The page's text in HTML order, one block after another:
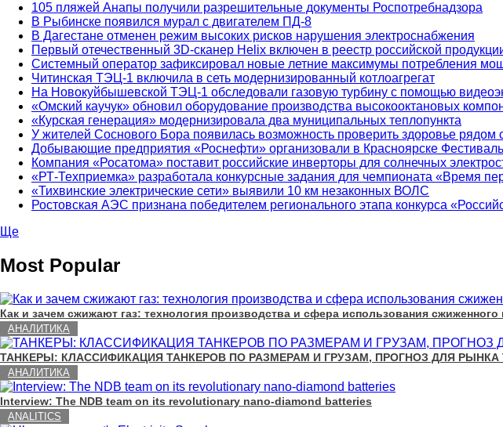
105 пляжей Анапы получили разрешительные документы Роспотребнадзора
В Рыбинске появился мурал с двигателем ПД-8
В Дагестане отменен режим высоких рисков нарушения электроснабжения
Первый отечественный 3D-сканер Helix включен в реестр российской
Системный оператор зафиксировал новые летние максимумы потребления
Читинская ТЭЦ-1 включила в сеть модернизированный котлоагрегат
На Новокуйбышевской ТЭЦ-1 обследовали газовую турбину с помощью
«Омский каучук» обновил оборудование производства высокооктановых
«Курская генерация» модернизировала два муниципальных теплопункта
У жителей Соснового Бора появилась возможность проверить здоровье рядом
Добывающие предприятия «Роснефти» организовали в Красноярске
Компания «Росатома» поставит российские инверторы для солнечных
«РТ-Техприемка» разработала конкурсные задания для чемпионата «Время
«Тихвинские электрические сети» выявили 10 км незаконных ВОЛС
Ростовская АЭС признана победителем регионального этапа конкурса
Ще
Most Popular
Как и зачем сжижают газ: технология производства и сфера использования сжиженного
АНАЛИТИКА
ТАНКЕРЫ: КЛАССИФИКАЦИЯ ТАНКЕРОВ ПО РАЗМЕРАМ И ГРУЗАМ, ПРОГНОЗ ДЛЯ РЫНКА
АНАЛИТИКА
Interview: The NDB team on its revolutionary nano-diamond batteries
ANALITICS